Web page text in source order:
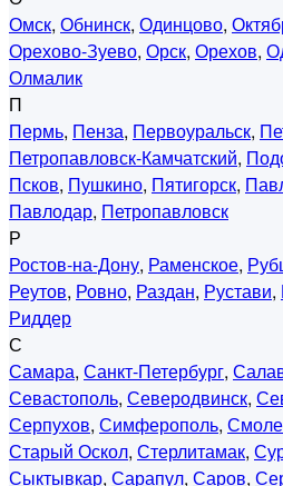
Омск, Обнинск, Одинцово,
Орехово-Зуево, Орск, Орехов,
Олмалик
П
Пермь, Пенза, Первоуральск,
Петропавловск-Камчатский,
Псков, Пушкино, Пятигорск,
Павлодар, Петропавловск
Р
Ростов-на-Дону, Раменское,
Реутов, Ровно, Раздан, Рустави,
Риддер
С
Самара, Санкт-Петербург,
Севастополь, Северодвинск,
Серпухов, Симферополь,
Старый Оскол, Стерлитамак,
Сыктывкар, Сарапул, Саров,